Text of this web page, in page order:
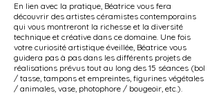
En lien avec la pratique, Béatrice vous fera
découvrir des artistes céramistes contemporains
qui vous montreront la richesse et la diversité
technique et créative dans ce domaine. Une fois
votre curiosité artistique éveillée, Béatrice vous
guidera pas à pas dans les différents projets de
réalisations prévus tout au long des 15 séances (bol
/ tasse, tampons et empreintes, figurines végétales
/ animales, vase, photophore / bougeoir, etc.).